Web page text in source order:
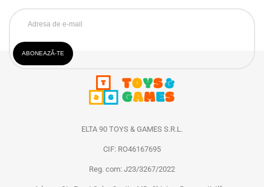
ELTA 90 TOYS & GAMES S.R.L.
CIF: RO46167695
Reg. com: J23/3267/2022